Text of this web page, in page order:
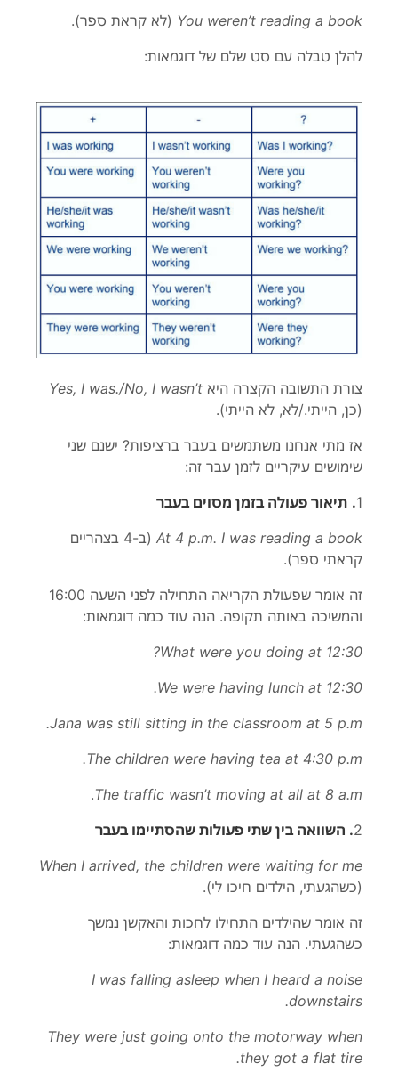
You weren’t reading a book
(לא קראת ספר).
להלן טבלה עם סט שלם של דוגמאות:
צורת התשובה הקצרה היא Yes, I was./No, I wasn’t
(כן, הייתי./לא, לא הייתי).
אז מתי אנחנו משתמשים בעבר ברציפות? ישנם שני
שימושים עיקריים לזמן עבר זה:
1
. תיאור פעולה בזמן מסוים בעבר
At 4 p.m. I was reading a book
(ב-4 בצהריים
קראתי ספר).
זה אומר שפעולת הקריאה התחילה לפני השעה 16:00
והמשיכה באותה תקופה. הנה עוד כמה דוגמאות:
What were you doing at 12:30?
We were having lunch at 12:30.
Jana was still sitting in the classroom at 5 p.m.
The children were having tea at 4:30 p.m.
The traffic wasn’t moving at all at 8 a.m
.
2. השוואה בין שתי פעולות שהסתיימו בעבר
When I arrived, the children were waiting for me
(כשהגעתי, הילדים חיכו לי).
זה אומר שהילדים התחילו לחכות והאקשן נמשך
כשהגעתי. הנה עוד כמה דוגמאות:
I was falling asleep when I heard a noise
downstairs.
They were just going onto the motorway when
they got a flat tire.